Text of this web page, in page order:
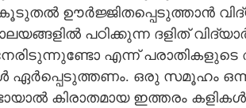
ഊർജ്ജിതപ്പെടുത്താൻ
പഠിക്കുന്ന ദളിത്
എന്ന് പരാതികളുടെ
ഒരു സമൂഹം
കിരാതമായ ഇത്തരം